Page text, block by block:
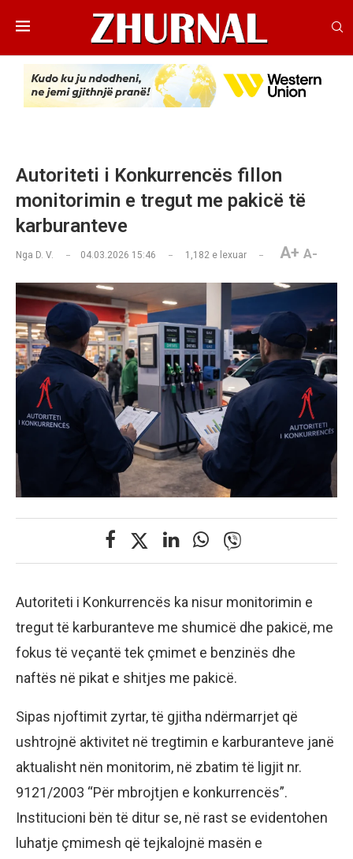
Autoriteti i Konkurrencës fillon
monitorimin e tregut me pakicë të
karburanteve
Nga D. V. 04.03.2026 15:46 1,182 e lexuar A+ A-
Autoriteti i Konkurrencës ka nisur monitorimin e
tregut të karburanteve me shumicë dhe pakicë, me
fokus të veçantë tek çmimet e benzinës dhe
naftës në pikat e shitjes me pakicë.
Sipas njoftimit zyrtar, të gjitha ndërmarrjet që
ushtrojnë aktivitet në tregtimin e karburanteve janë
aktualisht nën monitorim, në zbatim të ligjit nr.
9121/2003 “Për mbrojtjen e konkurrencës”.
Institucioni bën të ditur se, në rast se evidentohen
luhatje çmimesh që tejkalojnë masën e